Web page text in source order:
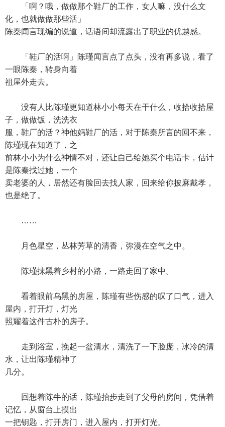
「啊？哦，做做那个鞋厂的工作，女人嘛，没什么文
化，也就做做那些活」
陈秦闻言现编的说道，话语间却流露出了职业的优越感。
「鞋厂的活啊」陈瑾闻言点了点头，没有再多说，看了
一眼陈秦，转身向着
祖屋外走去。
没有人比陈瑾更知道林小小每天在干什么，收拾收拾屋
子，做做饭，洗洗衣
服，鞋厂的活？神他妈鞋厂的活，对于陈秦所言的回不来，
陈瑾现在知道了，之
前林小小为什么神情不对，还让自己给她买个电话卡，估计
是陈秦找过她，一个
卖老婆的人，居然还有脸回去找人家，回来给你披麻戴孝，
也是绝了。
……
月色星空，丛林芳草的清香，弥漫在空气之中。
陈瑾抹黑着乡村的小路，一路走回了家中。
看着眼前乌黑的房屋，陈瑾有些伤感的叹了口气，进入
屋内，打开灯，灯光
照耀着这件古朴的房子。
走到浴室，挽起一盆清水，清洗了一下脸庞，冰冷的清
水，让出陈瑾精神了
几分。
回想着陈牛的话，陈瑾抬步走到了父母的房间，凭借着
记忆，从窗台上摸出
一把钥匙，打开房门，进入屋内，打开灯光。